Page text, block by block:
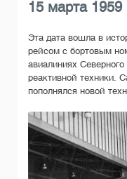
15 марта 1959
Эта дата вошла в
рейсом с бортовым
авиалиниях
реактивной техники.
пополнялся новой